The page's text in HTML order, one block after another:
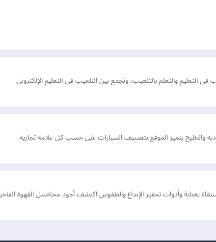
التعليم والتعلم بالتلعيب، وتجمع بين التلعيب في التعليم الإلكتروني
والخليج يتميز الموقع بتصنيف السيارات على حسب كل علامة تجارية